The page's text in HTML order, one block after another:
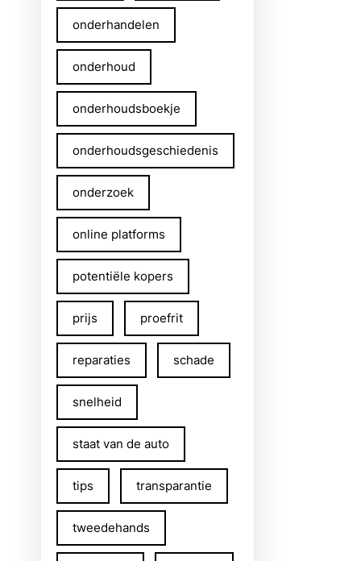
onderhandelen
onderhoud
onderhoudsboekje
onderhoudsgeschiedenis
onderzoek
online platforms
potentiële kopers
prijs proefrit
reparaties schade
snelheid
staat van de auto
tips transparantie
tweedehands